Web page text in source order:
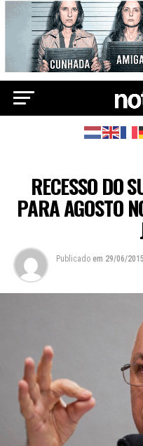
RECESSO DO
PARA AGOSTO
Publicado em 29/06/